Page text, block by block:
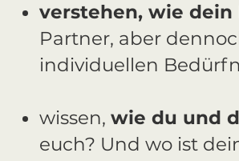
verstehen, wie
Partner, aber
individuellen
wissen, wie du und
euch? Und wo ist